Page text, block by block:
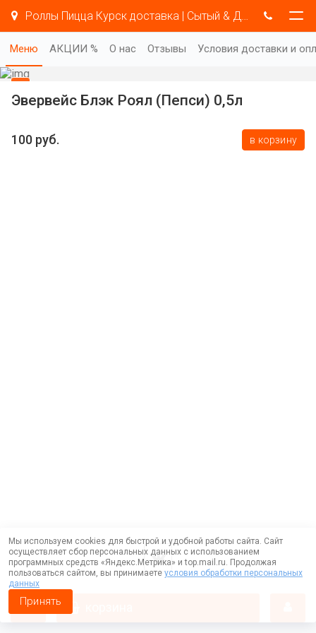
Роллы Пицца Курск доставка | Сытый & Добрый
Меню АКЦИИ % О нас Отзывы Условия доставки и
Эвервейс Блэк Роял (Пепси) 0,5л
100 руб. в корзину
Мы используем cookies для быстрой и удобной работы сайта. Сайт
осуществляет сбор персональных данных с использованием
программных средств «Яндекс.Метрика» и top.mail.ru. Продолжая
пользоваться сайтом, вы принимаете условия обработки персональных
данных
Принять